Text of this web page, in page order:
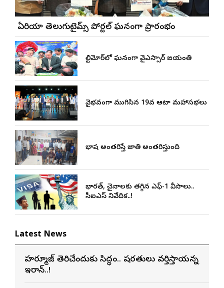
బే ఏరియా తెలుగుటైమ్స్ పోర్టల్ ఘనంగా ప్రారంభం
బాల్టిమోర్‌లో ఘనంగా వైఎస్సార్‌ జయంతి
వైభవంగా ముగిసిన 19వ ఆటా మహాసభలు
భాష అంతరిస్తే జాతి అంతరిస్తుంది
భారత్, చైనాలకు తగ్గిన ఎఫ్-1 వీసాలు..
సీఐఎస్ నివేదిక..!
Latest News
హర్మూజ్ తెరిచేందుకు సిద్ధం.. షరతులు వర్తిస్తాయన్న
ఇరాన్..!